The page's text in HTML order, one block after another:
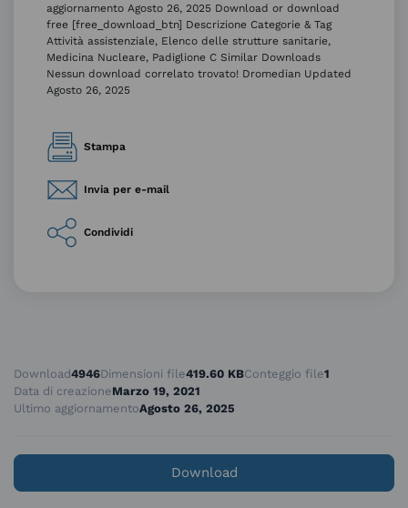
aggiornamento Agosto 26, 2025 Download or download
free [free_download_btn] Descrizione Categorie & Tag
Attività assistenziale, Elenco delle strutture sanitarie,
Medicina Nucleare, Padiglione C Similar Downloads
Nessun download correlato trovato! Dromedian Updated
Agosto 26, 2025
Stampa
Invia per e-mail
Condividi
Download4946Dimensioni file419.60 KBConteggio file1
Data di creazioneMarzo 19, 2021
Ultimo aggiornamentoAgosto 26, 2025
Download